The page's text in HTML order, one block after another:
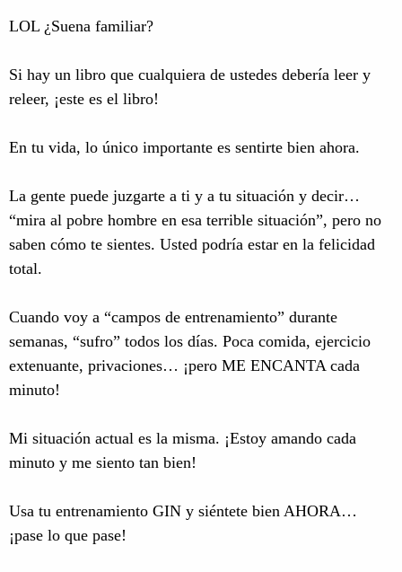
LOL ¿Suena familiar?
Si hay un libro que cualquiera de ustedes debería leer y
releer, ¡este es el libro!
En tu vida, lo único importante es sentirte bien ahora.
La gente puede juzgarte a ti y a tu situación y decir…
“mira al pobre hombre en esa terrible situación”, pero no
saben cómo te sientes. Usted podría estar en la felicidad
total.
Cuando voy a “campos de entrenamiento” durante
semanas, “sufro” todos los días. Poca comida, ejercicio
extenuante, privaciones… ¡pero ME ENCANTA cada
minuto!
Mi situación actual es la misma. ¡Estoy amando cada
minuto y me siento tan bien!
Usa tu entrenamiento GIN y siéntete bien AHORA…
¡pase lo que pase!